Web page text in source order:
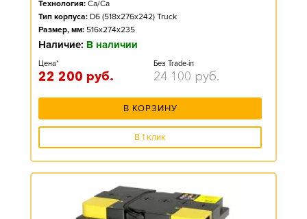
Технология: Ca/Ca
Тип корпуса: D6 (518x276x242) Truck
Размер, мм: 516x274x235
Наличие: В наличии
Цена*
22 200 руб.
Без Trade-in
24 100 руб.
В КОРЗИНУ
В 1 клик